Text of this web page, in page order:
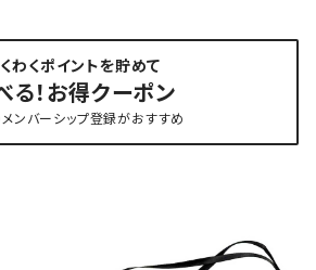
わくポイントを貯めて
る！お得クーポン
ンバーシップ登録がおすすめ